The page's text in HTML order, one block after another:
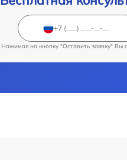
Нажимая на кнопку "Оставить заявку" Вы